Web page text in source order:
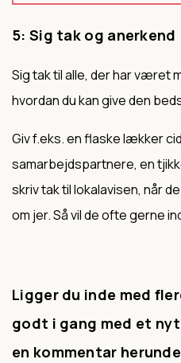
5: Sig tak og anerkend
Sig tak til alle, der har været
hvordan du kan give den
Giv f.eks. en flaske lækker
samarbejdspartnere, en
skriv tak til lokalavisen, når
om jer. Så vil de ofte gerne
Ligger du inde med
godt i gang med et
en kommentar